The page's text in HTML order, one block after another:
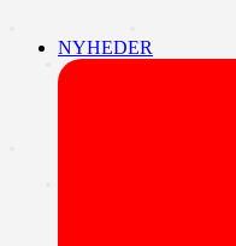
NYHEDER